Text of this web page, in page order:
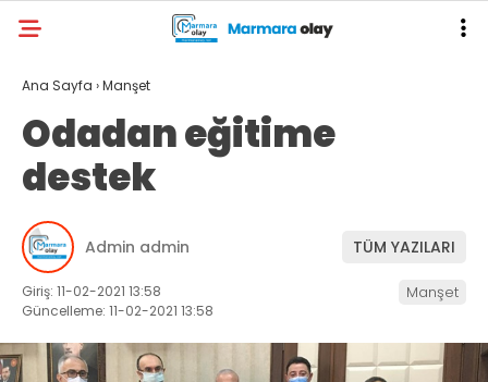
Ana Sayfa ›Manşet
Odadan eğitime
destek
Admin admin TÜM YAZILARI
Giriş: 11-02-2021 13:58
Güncelleme: 11-02-2021 13:58
Manşet